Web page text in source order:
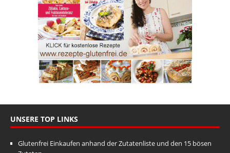
UNSERE TOP LINKS
Glutenfrei Einkaufen anhand der Zutatenliste und den 15 bösen